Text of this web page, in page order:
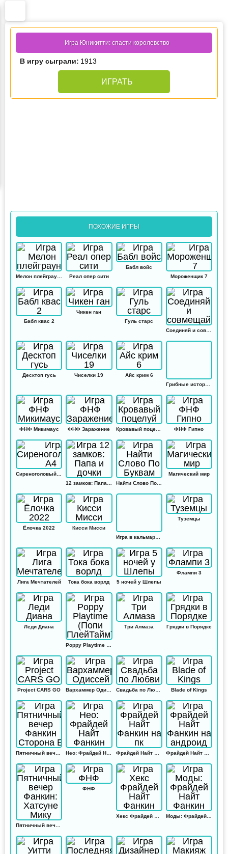
Игра Юникитти: спасти королевство
В игру сыграли: 1913
ИГРАТЬ
ПОХОЖИЕ ИГРЫ
Реал опер сити
Бабл войс
Мороженщик 7
Бабл квас 2
Чикен ган
Гуль старс
Соединяй и совмещай
Десктоп гусь Чиселки 19
Айс крим 6
Грибные истории: Кликер
ФНФ Микимаус ФНФ Заражение Кровавый поцелуй ФНФ Гипно
Найти Слово По Буквам
Магический мир
Ёлочка 2022
Кисси Мисси
Игра в кальмара: Амонг ас
Туземцы
Лига Мечтателей Тока бока ворлд 5 ночей у Шлепы
Флампи 3
Леди Диана Три Алмаза Грядки в Порядке
Project CARS GO Свадьба по Любви Blade of Kings
ФНФ
Моды: Фрайдей Найт Фанкин